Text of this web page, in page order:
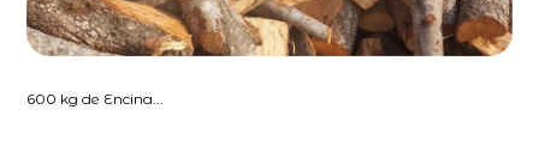
600 kg de Encina...